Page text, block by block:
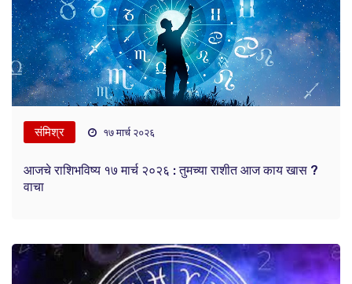
संमिश्र १७ मार्च २०२६
आजचे राशिभविष्य १७ मार्च २०२६ : तुमच्या राशीत आज काय खास ?
वाचा